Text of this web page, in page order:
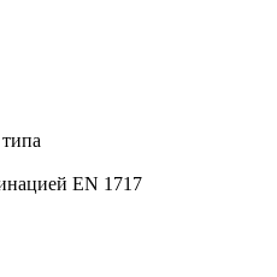
EN 1717